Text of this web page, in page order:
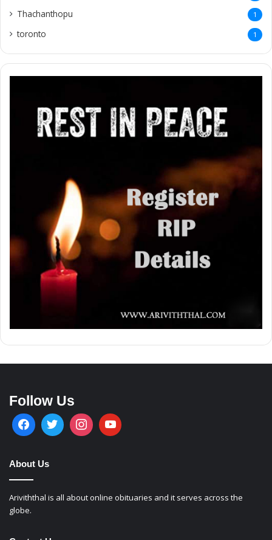
Thachanthopu 1
toronto 1
Follow Us
About Us
Ariviththal is all about online obituaries and it serves across the
globe.